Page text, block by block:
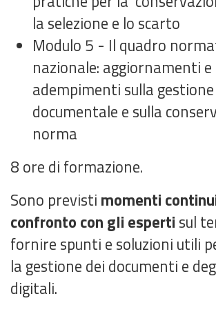
la selezione e lo scarto
Modulo 5 - Il quadro
nazionale: aggiornamenti e
adempimenti sulla gestione
documentale e sulla
norma
8 ore di formazione.
Sono previsti momenti
confronto con gli esperti sul
fornire spunti e soluzioni utili
la gestione dei documenti e
digitali.